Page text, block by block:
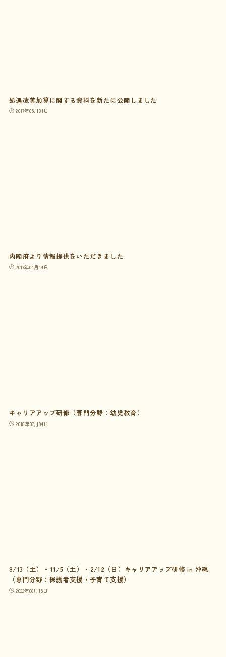
処遇改善加算に関する資料を新たに公開しました
2017年05月31日
内閣府より情報提供をいただきました
2017年04月14日
キャリアアップ研修（専門分野：幼児教育）
2018年07月04日
8/13（土）・11/5（土）・2/12（日）キャリアアップ研修 in 沖縄
（専門分野：保護者支援・子育て支援）
2022年06月15日